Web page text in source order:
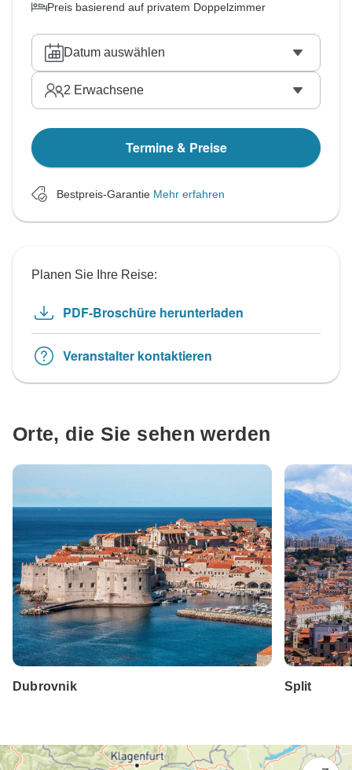
Preis basierend auf privatem Doppelzimmer
Datum auswählen
2 Erwachsene
Termine & Preise
Bestpreis-Garantie Mehr erfahren
Planen Sie Ihre Reise:
PDF-Broschüre herunterladen
Veranstalter kontaktieren
Orte, die Sie sehen werden
Dubrovnik Split